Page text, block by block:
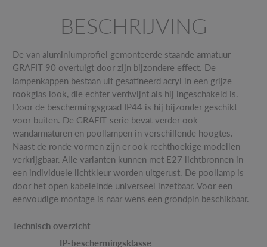
BESCHRIJVING
De van aluminiumprofiel gemonteerde staande armatuur
GRAFIT 90 overtuigt door zijn bijzondere effect. De
lampenkappen bestaan uit gesatineerd acryl in een grijze
rookglas look, die echter verdwijnt als hij ingeschakeld is.
Door de beschermingsgraad IP44 is hij bijzonder geschikt
voor buiten. De GRAFIT-serie bevat verder ook
wandarmaturen en poollampen in verschillende hoogtes.
Naast de ronde vormen zijn er ook rechthoekige modellen
verkrijgbaar. Alle varianten kunnen met E27 lichtbronnen in
een individuele lichtkleur worden uitgerust. De poollamp is
door het open kabeleinde universeel inzetbaar. Voor een
eenvoudige montage is naar wens een grondpin beschikbaar.
Technisch overzicht
IP-beschermingsklasse